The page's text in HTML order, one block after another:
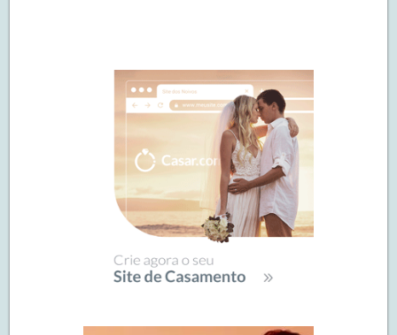
SIDEBAR